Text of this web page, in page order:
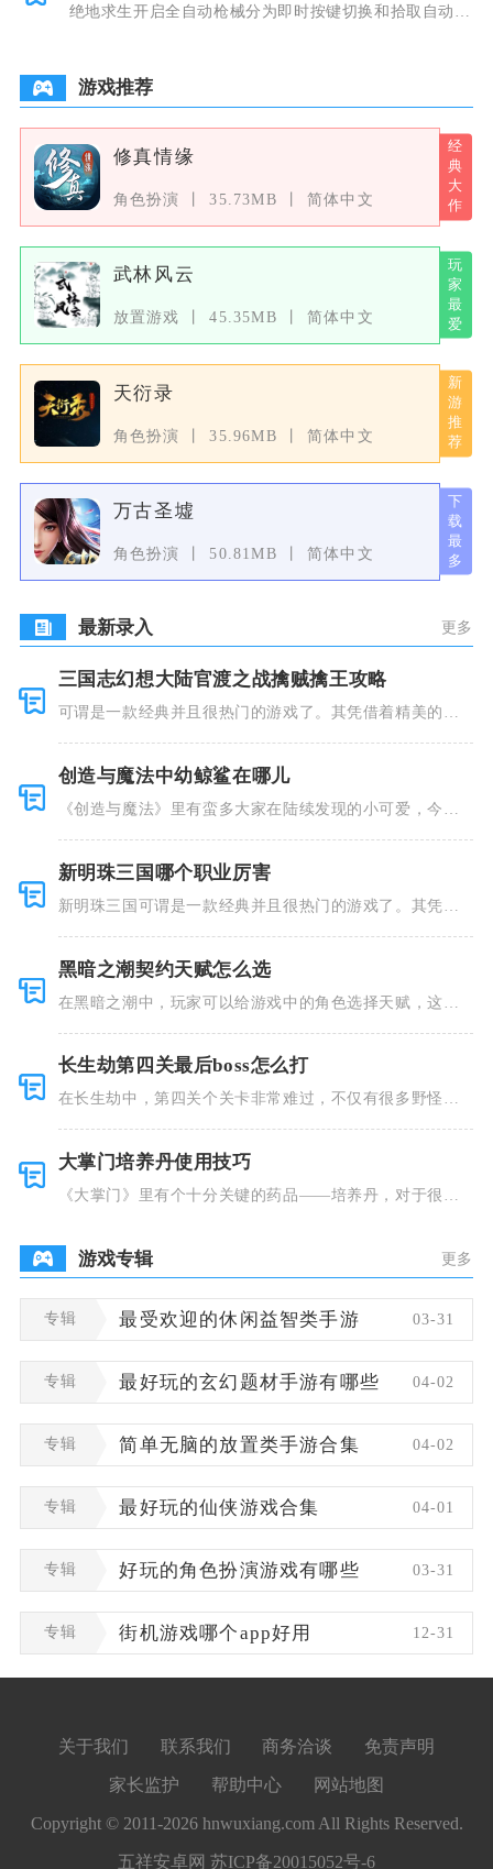
绝地求生开启全自动枪械分为即时按键切换和拾取自动预
游戏推荐
修真情缘
角色扮演 35.73MB 简体中文
武林风云
放置游戏 45.35MB 简体中文
天衍录
角色扮演 35.96MB 简体中文
万古圣墟
角色扮演 50.81MB 简体中文
最新录入 更多
三国志幻想大陆官渡之战擒贼擒王攻略
可谓是一款经典并且很热门的游戏了。其凭借着精美的画
创造与魔法中幼鲸鲨在哪儿
《创造与魔法》里有蛮多大家在陆续发现的小可爱，今天
新明珠三国哪个职业厉害
新明珠三国可谓是一款经典并且很热门的游戏了。其凭借
黑暗之潮契约天赋怎么选
在黑暗之潮中，玩家可以给游戏中的角色选择天赋，这些
长生劫第四关最后boss怎么打
在长生劫中，第四关个关卡非常难过，不仅有很多野怪，
大掌门培养丹使用技巧
《大掌门》里有个十分关键的药品——培养丹，对于很多
游戏专辑 更多
专辑 最受欢迎的休闲益智类手游 03-31
专辑 最好玩的玄幻题材手游有哪些 04-02
专辑 简单无脑的放置类手游合集 04-02
专辑 最好玩的仙侠游戏合集 04-01
专辑 好玩的角色扮演游戏有哪些 03-31
专辑 街机游戏哪个app好用 12-31
关于我们 联系我们 商务洽谈 免责声明
家长监护 帮助中心 网站地图
Copyright © 2011-2026 hnwuxiang.com All Rights Reserved.
五祥安卓网 苏ICP备20015052号-6